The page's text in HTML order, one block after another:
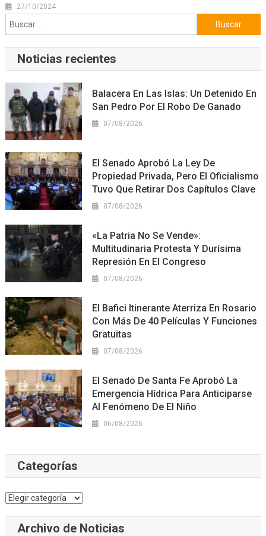
27/10/2024
Buscar:
Noticias recientes
Balacera En Las Islas: Un Detenido En
San Pedro Por El Robo De Ganado
07/08/2026
El Senado Aprobó La Ley De
Propiedad Privada, Pero El Oficialismo
Tuvo Que Retirar Dos Capítulos Clave
07/08/2026
«La Patria No Se Vende»:
Multitudinaria Protesta Y Durísima
Represión En El Congreso
07/08/2026
El Bafici Itinerante Aterriza En Rosario
Con Más De 40 Películas Y Funciones
Gratuitas
07/08/2026
El Senado De Santa Fe Aprobó La
Emergencia Hídrica Para Anticiparse
Al Fenómeno De El Niño
06/08/2026
Categorías
Categorías
Archivo de Noticias